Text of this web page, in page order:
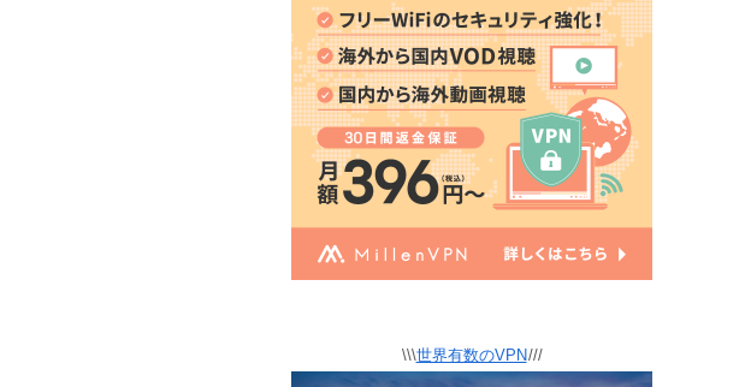
\\\世界有数のVPN///